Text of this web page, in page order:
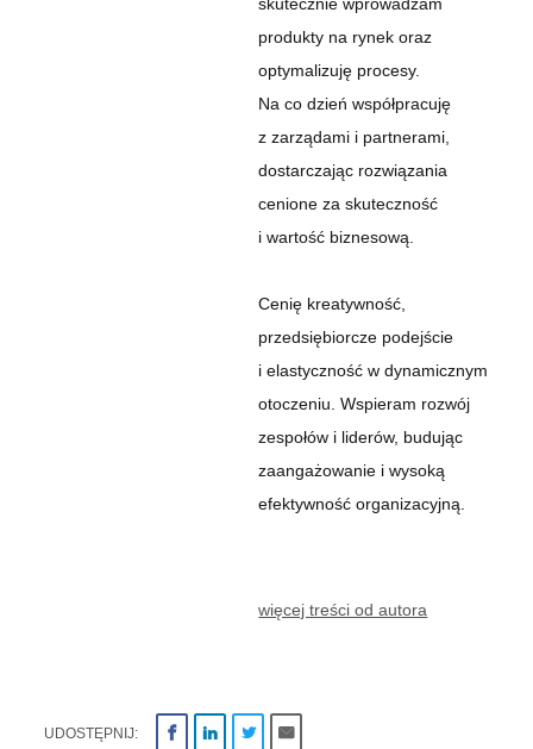
produkty na rynek oraz
optymalizuję procesy.
Na co dzień współpracuję
z zarządami i partnerami,
dostarczając rozwiązania
cenione za skuteczność
i wartość biznesową.
Cenię kreatywność,
przedsiębiorcze podejście
i elastyczność w dynamicznym
otoczeniu. Wspieram rozwój
zespołów i liderów, budując
zaangażowanie i wysoką
efektywność organizacyjną.
więcej treści od autora
UDOSTĘPNIJ: